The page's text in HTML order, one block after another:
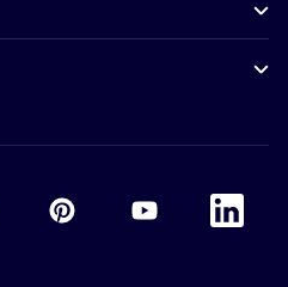
TwitterAccor PinterestAccor Youtube
Accor